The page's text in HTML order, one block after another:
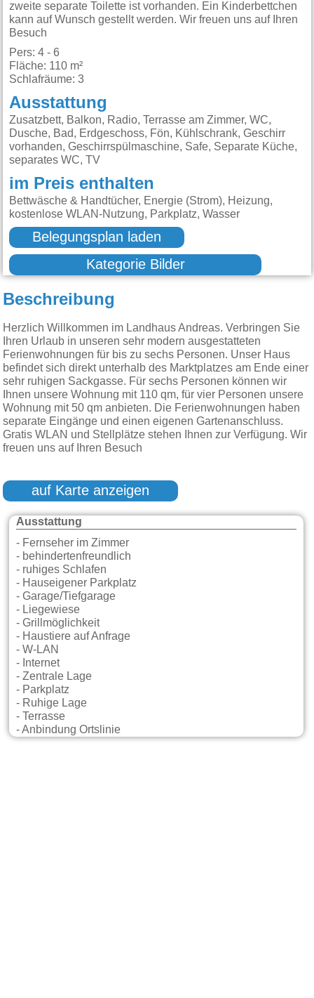
zweite separate Toilette ist vorhanden. Ein Kinderbettchen
kann auf Wunsch gestellt werden. Wir freuen uns auf Ihren
Besuch
Pers: 4 - 6
Fläche: 110 m²
Schlafräume: 3
Ausstattung
Zusatzbett, Balkon, Radio, Terrasse am Zimmer, WC,
Dusche, Bad, Erdgeschoss, Fön, Kühlschrank, Geschirr
vorhanden, Geschirrspülmaschine, Safe, Separate Küche,
separates WC, TV
im Preis enthalten
Bettwäsche & Handtücher, Energie (Strom), Heizung,
kostenlose WLAN-Nutzung, Parkplatz, Wasser
Belegungsplan laden
Kategorie Bilder
Beschreibung
Herzlich Willkommen im Landhaus Andreas. Verbringen Sie
Ihren Urlaub in unseren sehr modern ausgestatteten
Ferienwohnungen für bis zu sechs Personen. Unser Haus
befindet sich direkt unterhalb des Marktplatzes am Ende einer
sehr ruhigen Sackgasse. Für sechs Personen können wir
Ihnen unsere Wohnung mit 110 qm, für vier Personen unsere
Wohnung mit 50 qm anbieten. Die Ferienwohnungen haben
separate Eingänge und einen eigenen Gartenanschluss.
Gratis WLAN und Stellplätze stehen Ihnen zur Verfügung. Wir
freuen uns auf Ihren Besuch
auf Karte anzeigen
Ausstattung
- Fernseher im Zimmer
- behindertenfreundlich
- ruhiges Schlafen
- Hauseigener Parkplatz
- Garage/Tiefgarage
- Liegewiese
- Grillmöglichkeit
- Haustiere auf Anfrage
- W-LAN
- Internet
- Zentrale Lage
- Parkplatz
- Ruhige Lage
- Terrasse
- Anbindung Ortslinie